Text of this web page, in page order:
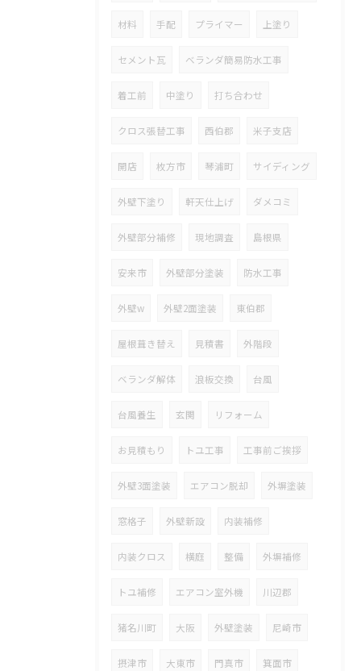
材料 手配 プライマー 上塗り
セメント瓦 ベランダ簡易防水工事
着工前 中塗り 打ち合わせ
クロス張替工事 西伯郡 米子支店
開店 枚方市 琴浦町 サイディング
外壁下塗り 軒天仕上げ ダメコミ
外壁部分補修 現地調査 島根県
安来市 外壁部分塗装 防水工事
外壁w 外壁2面塗装 東伯郡
屋根葺き替え 見積書 外階段
ベランダ解体 浪板交換 台風
台風養生 玄関 リフォーム
お見積もり トユ工事 工事前ご挨拶
外壁3面塗装 エアコン脱却 外塀塗装
窓格子 外壁新設 内装補修
内装クロス 横庭 整備 外塀補修
トユ補修 エアコン室外機 川辺郡
猪名川町 大阪 外壁塗装 尼崎市
摂津市 大東市 門真市 箕面市